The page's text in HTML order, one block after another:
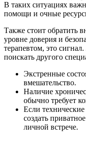
В таких ситуациях
помощи и очные
Также стоит обратить
уровне доверия и
терапевтом, это
поискать другого
Экстренные
вмешательство.
Наличие
обычно требует
Если
создать
личной встрече.